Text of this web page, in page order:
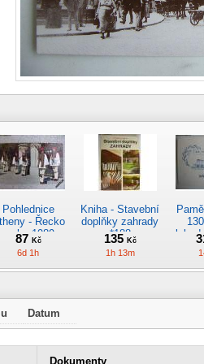
Pohlednice
- Řecko
z roku 1989.
nepoužitá
*5019
87 Kč
6d 1h
Kniha - Stavební
doplňky zahrady
*188
135 Kč
1h 13m
kapesní
Pohlednice
motorového
Datum
Dokumenty